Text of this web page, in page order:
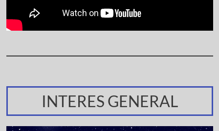
INTERES GENERAL